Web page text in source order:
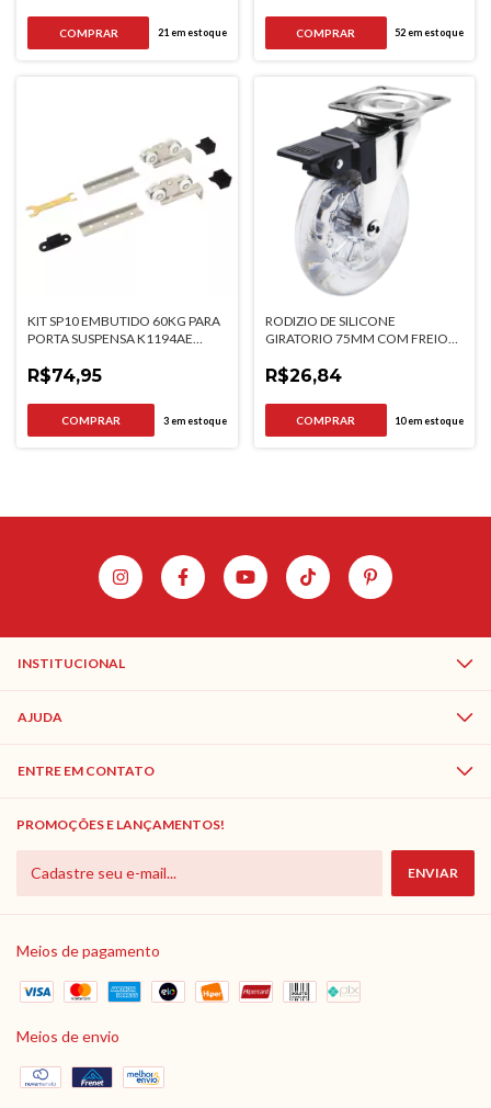
21 em estoque 52em estoque
KIT SP10 EMBUTIDO 60KG PARA
PORTA SUSPENSA K1194AE
R$74,95
3em estoque
RODIZIO DE SILICONE
GIRATORIO 75MM COM FREIO
R$26,84
10em estoque
INSTITUCIONAL
AJUDA
ENTRE EM CONTATO
PROMOÇÕES E LANÇAMENTOS!
Meios de pagamento
Meios de envio